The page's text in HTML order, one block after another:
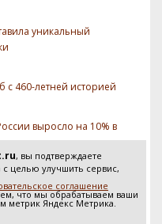
, вы подтверждаете
с целью улучшить сервис,
соглашение
что мы обрабатываем ваши
метрик Яндекс Метрика.
уникальный
с 460-летней историей
выросло на 10% в
пива